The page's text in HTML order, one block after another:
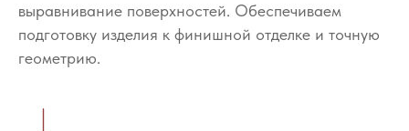
выравнивание поверхностей. Обеспечиваем
подготовку изделия к финишной отделке и точную
геометрию.